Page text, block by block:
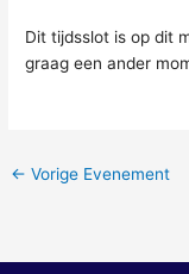
Dit tijdsslot is op dit
graag een ander
← Vorige Evenement